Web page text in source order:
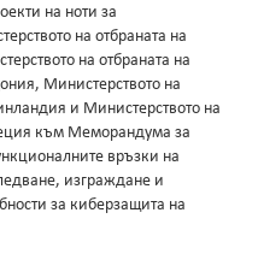
на ноти за
на отбраната на
на отбраната на
Министерството на
и Министерството на
към Меморандума за
връзки на
изграждане и
за киберзащита на